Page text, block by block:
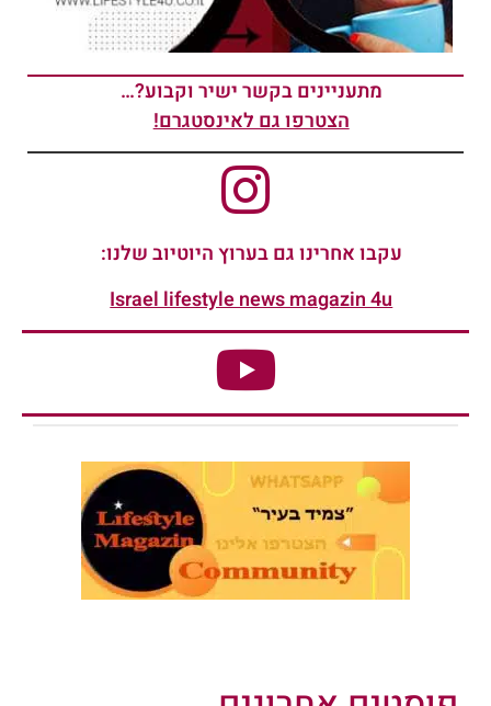
מתעניינים בקשר ישיר וקבוע?…
הצטרפו גם לאינסטגרם!
עקבו אחרינו גם בערוץ היוטיוב שלנו:
Israel lifestyle news magazin 4u